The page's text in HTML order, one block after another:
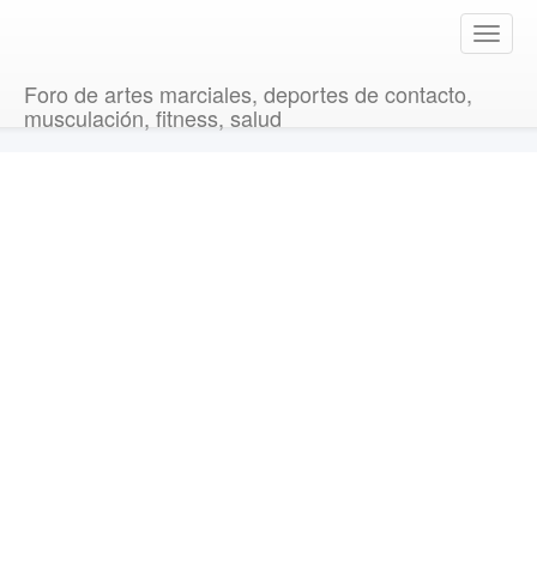
T
o
Foro de artes marciales, deportes de contacto,
musculación, fitness, salud